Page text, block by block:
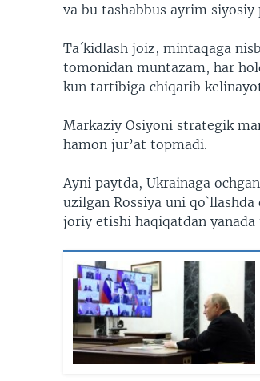
va bu tashabbus ayrim
Ta´kidlash joiz, mintaqaga
tomonidan muntazam, har
kun tartibiga chiqarib
Markaziy Osiyoni strategik
hamon jur’at topmadi.
Ayni paytda, Ukrainaga
uzilgan Rossiya uni
joriy etishi haqiqatdan yanada